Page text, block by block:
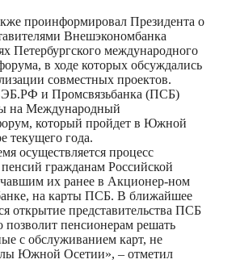
проинформировал Президента о
Внешэкономбанка
Петербургского международного
в ходе которых обсуждались
совместных проектов.
и Промсвязьбанка (ПСБ)
на Международный
который пройдет в Южной
текущего года.
осуществляется процесс
гражданам Российской
их ранее в Акционер-ном
на карты ПСБ. В ближайшее
открытие представительства ПСБ
позволит пенсионерам решать
с обслуживанием карт, не
Южной Осетии», – отметил